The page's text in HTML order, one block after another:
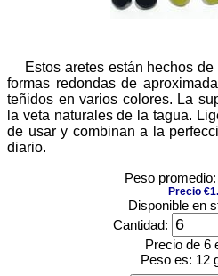
Estos aretes están hechos
formas redondas de
teñidos en varios colores. La
la veta naturales de la tagua.
de usar y combinan a la
diario.
Peso
Precio
Disponible en
Cantidad:
Precio de 6
Peso es: 12